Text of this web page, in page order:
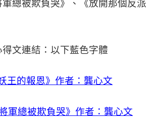
總被欺負哭》、《放開那個反派
文連結：以下藍色字體
妖王的報恩》作者：龔心文
將軍總被欺負哭》作者：龔心文